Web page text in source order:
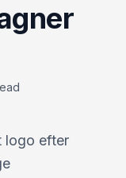
logo efter